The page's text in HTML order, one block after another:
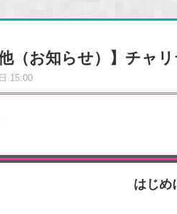
他（お知らせ）】チャ
15:00
はじめ